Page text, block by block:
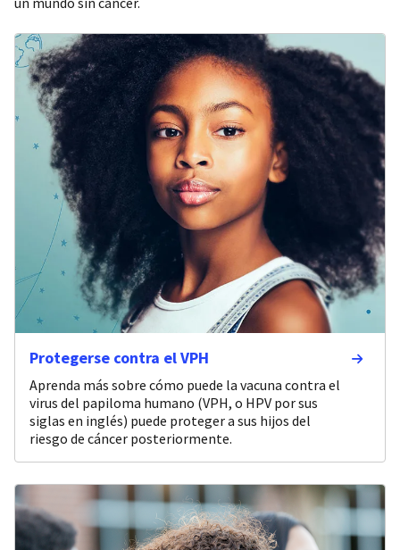
Protegerse contra el VPH
Aprenda más sobre cómo puede la vacuna contra el
virus del papiloma humano (VPH, o HPV por sus
siglas en inglés) puede proteger a sus hijos del
riesgo de cáncer posteriormente.